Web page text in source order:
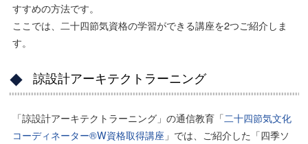
すすめの方法です。
ここでは、二十四節気資格の学習ができる講座を2つご紹介しま
す。
諒設計アーキテクトラーニング
「諒設計アーキテクトラーニング」の通信教育「二十四節気文化
コーディネーター®W資格取得講座 」では、ご紹介した「四季ソ